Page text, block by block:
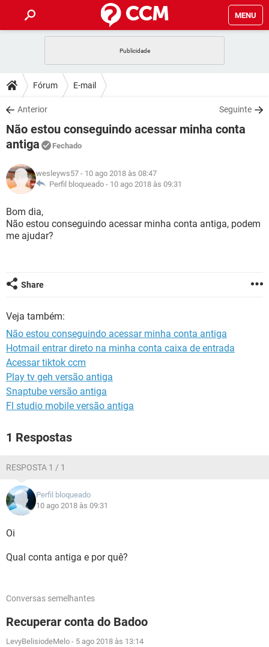
MENU
CELULAR
OUTLOOK
INSTAGRAM GMAIL
GUIA DE COMPRAS
DICAS
JOGOS
OUTLOOK
GUIA DE COMPRAS
DOWNLOADS
JOGOS WHATSAPP
CELULAR
OUTLOOK EXCEL
INSTAGRAM
GUIA DE COMPRAS
FÓRUM
CELULAR FACEBOOK
INSTAGRAM GMAIL
GUIA DE COMPRAS
GLOSSÁRIO
JOGOS
CELULAR
OUTLOOK
Fórum E-mail
Anterior Seguinte
Não estou conseguindo acessar minha conta
antiga
Fechado
wesleyws57 - 10 ago 2018 às 08:47
Perfil bloqueado - 10 ago 2018 às 09:31
Bom dia,
Não estou conseguindo acessar minha conta antiga, podem
me ajudar?
Share
Veja também:
Não estou conseguindo acessar minha conta antiga
Hotmail entrar direto na minha conta caixa de entrada
Acessar tiktok ccm
Play tv geh versão antiga
Snaptube versão antiga
Fl studio mobile versão antiga
1 Respostas
RESPOSTA 1 / 1
Perfil bloqueado
10 ago 2018 às 09:31
Oi
Qual conta antiga e por quê?
Conversas semelhantes
Recuperar conta do Badoo
LevyBelisiodeMelo - 5 ago 2018 às 13:14